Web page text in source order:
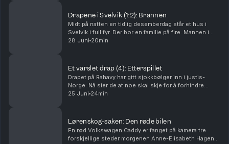
Drapene i Svelvik (1:2): Brannen
Midt på natten en tidlig desemberdag står et hus i
Svelvik i full fyr. Der bor en familie på fire. Mannen i
huset er brannmann. Hva har skjedd? Ansvarlig
28 Juni 20min
Et varslet drap (4): Etterspillet
Drapet på Rahavy har gitt sjokkbølger inn i justis-
Norge. Nå sier de at noe skal skje for å forhindre
lignende saker. Men kommer lovnadene til å bli fulgt
25 Juni 24min
Lørenskog-saken: Den røde bilen
En rød Volkswagen Caddy er fanget på kamera tre
forskjellige steder morgenen Anne-Elisabeth Hagen